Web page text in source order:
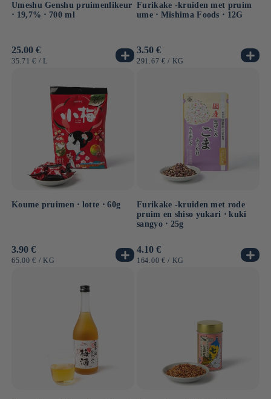
Umeshu Genshu pruimenlikeur
⋅ 19,7% ⋅ 700 ml
Normale
prijs
25.00 €
EENHEIDSPRIJS
35.71 € / PER
L
Furikake -kruiden met pruim
ume ⋅ Mishima Foods ⋅ 12G
Normale
prijs
3.50 €
EENHEIDSPRIJS
291.67 € / PER
KG
Koume pruimen ⋅ lotte ⋅ 60g
Normale
prijs
3.90 €
EENHEIDSPRIJS
65.00 € / PER
KG
Furikake -kruiden met rode
pruim en shiso yukari ⋅ kuki
sangyo ⋅ 25g
Normale
prijs
4.10 €
EENHEIDSPRIJS
164.00 € / PER
KG